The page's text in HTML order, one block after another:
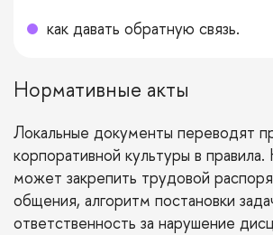
как давать обратную связь.
Нормативные акты
Локальные документы переводят
корпоративной культуры в
может закрепить трудовой
общения, алгоритм постановки
ответственность за нарушение